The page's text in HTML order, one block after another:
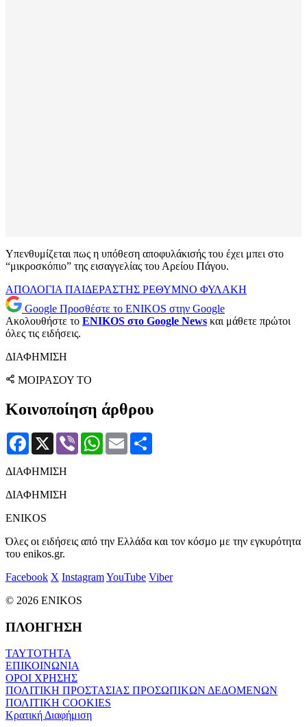
Υπενθυμίζεται πως η υπόθεση αποφυλάκισής του έχει μπει στο
“μικροσκόπιο” της εισαγγελίας του Αρείου Πάγου.
ΑΠΟΛΟΓΙΑ ΠΑΙΔΕΡΑΣΤΗΣ ΡΕΘΥΜΝΟ ΦΥΛΑΚΗ
Google Προσθέστε το ENIKOS στην Google
Ακολουθήστε το ENIKOS στο Google News και μάθετε πρώτοι
όλες τις ειδήσεις.
ΔΙΑΦΗΜΙΣΗ
ΜΟΙΡΑΣΟΥ ΤΟ
Κοινοποίηση άρθρου
Facebook
X Viber WhatsApp
Email
ΔΙΑΦΗΜΙΣΗ
ΔΙΑΦΗΜΙΣΗ
ENIKOS
Όλες οι ειδήσεις από την Ελλάδα και τον κόσμο με την εγκυρότητα
του enikos.gr.
Facebook X InstagramYouTube Viber
© 2026 ENIKOS
ΠΛΟΗΓΗΣΗ
ΤΑΥΤΟΤΗΤΑ
ΕΠΙΚΟΙΝΩΝΙΑ
ΟΡΟΙ ΧΡΗΣΗΣ
ΠΟΛΙΤΙΚΗ ΠΡΟΣΤΑΣΙΑΣ ΠΡΟΣΩΠΙΚΩΝ ΔΕΔΟΜΕΝΩΝ
ΠΟΛΙΤΙΚΗ COOKIES
Κρατική Διαφήμιση